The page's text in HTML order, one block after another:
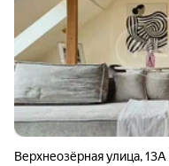
Верхнеозёрная улица,13А